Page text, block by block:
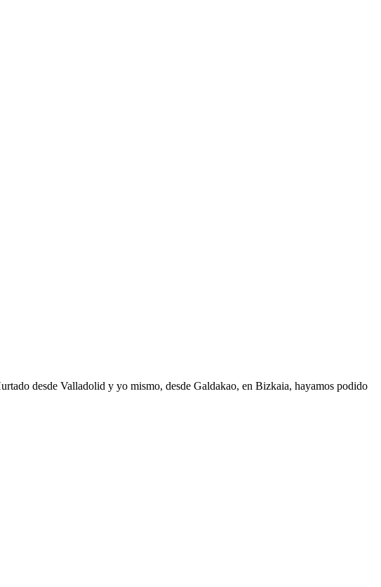
desde Valladolid y yo mismo, desde Galdakao, en Bizkaia, hayamos podido